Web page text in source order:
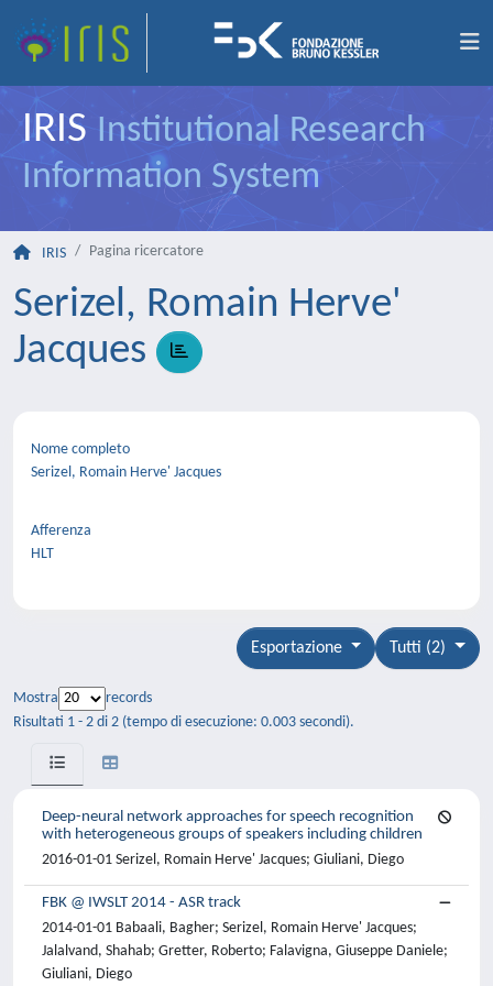
IRIS Institutional Research
Information System
IRIS Pagina ricercatore
Serizel, Romain Herve'
Jacques
Nome completo
Serizel, Romain Herve' Jacques
Afferenza
HLT
Tutti (2)
Esportazione
Mostra
records
Risultati 1 - 2 di 2 (tempo di esecuzione: 0.003 secondi).
Deep-neural network approaches for speech recognition
with heterogeneous groups of speakers including children
2016-01-01 Serizel, Romain Herve' Jacques; Giuliani, Diego
FBK @ IWSLT 2014 - ASR track
2014-01-01 Babaali, Bagher; Serizel, Romain Herve' Jacques;
Jalalvand, Shahab; Gretter, Roberto; Falavigna, Giuseppe Daniele;
Giuliani, Diego